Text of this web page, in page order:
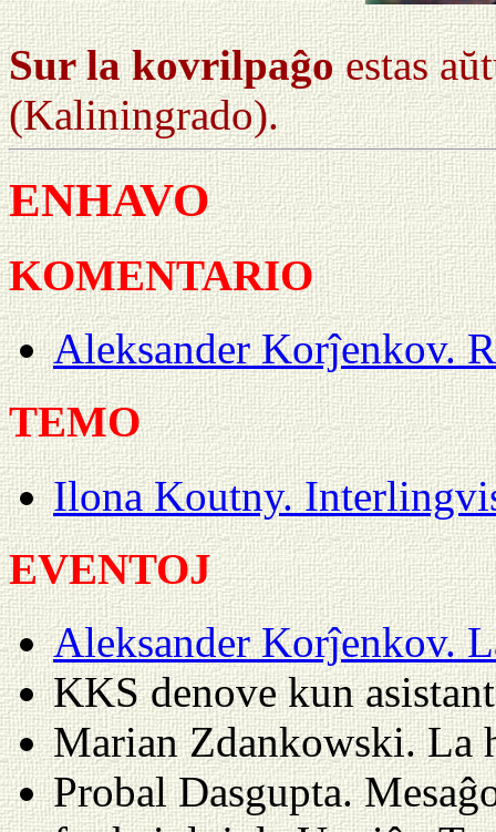
Sur la kovrilpaĝoestas
(Kaliningrado).
ENHAVO
KOMENTARIO
Aleksander Korĵenkov.
TEMO
Ilona Koutny.
EVENTOJ
Aleksander Korĵenkov.
KKS denove kun
Marian Zdankowski. La
Probal Dasgupta.